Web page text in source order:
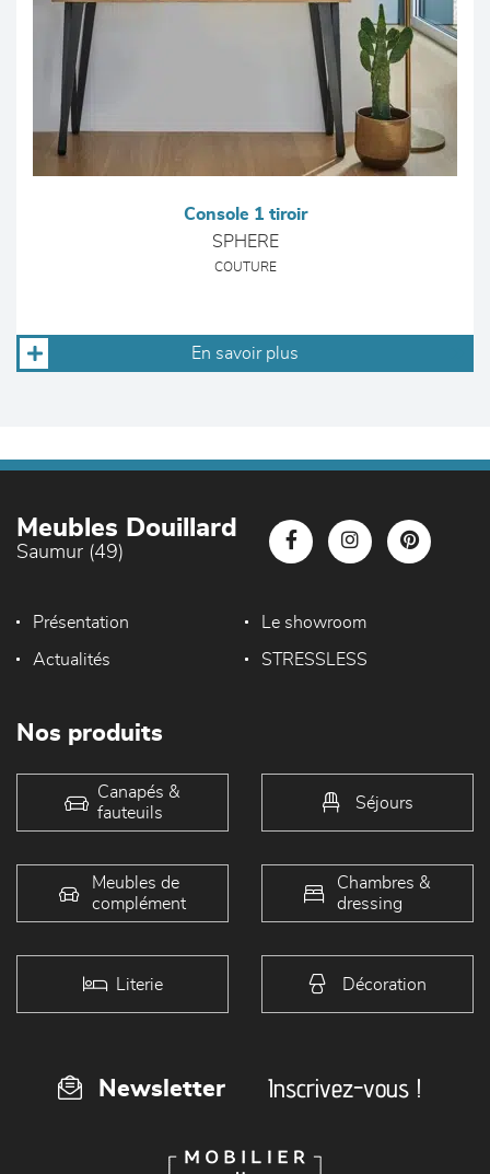
Console 1 tiroir
SPHERE
COUTURE
En savoir plus
Meubles Douillard
Saumur (49)
Présentation Le showroom
Actualités STRESSLESS
Nos produits
Canapés &
fauteuils
Séjours
Meubles de
complément
Chambres &
dressing
Literie Décoration
Newsletter Inscrivez-vous !